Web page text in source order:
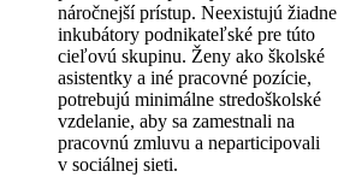
náročnejší prístup. Neexistujú žiadne
inkubátory podnikateľské pre túto
cieľovú skupinu. Ženy ako školské
asistentky a iné pracovné pozície,
potrebujú minimálne stredoškolské
vzdelanie, aby sa zamestnali na
pracovnú zmluvu a neparticipovali
v sociálnej sieti.